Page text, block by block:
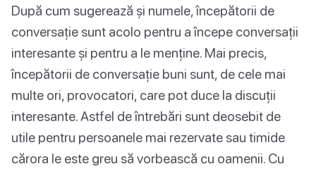
După cum sugerează și numele, începătorii de
conversație sunt acolo pentru a începe conversații
interesante și pentru a le menține. Mai precis,
începătorii de conversație buni sunt, de cele mai
multe ori, provocatori, care pot duce la discuții
interesante. Astfel de întrebări sunt deosebit de
utile pentru persoanele mai rezervate sau timide
cărora le este greu să vorbească cu oamenii. Cu